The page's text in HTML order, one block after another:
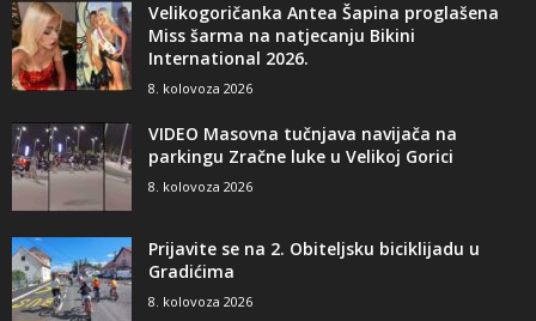
Velikogoričanka Antea Šapina proglašena
Miss šarma na natjecanju Bikini
International 2026.
8. kolovoza 2026
VIDEO Masovna tučnjava navijača na
parkingu Zračne luke u Velikoj Gorici
8. kolovoza 2026
Prijavite se na 2. Obiteljsku biciklijadu u
Gradićima
8. kolovoza 2026